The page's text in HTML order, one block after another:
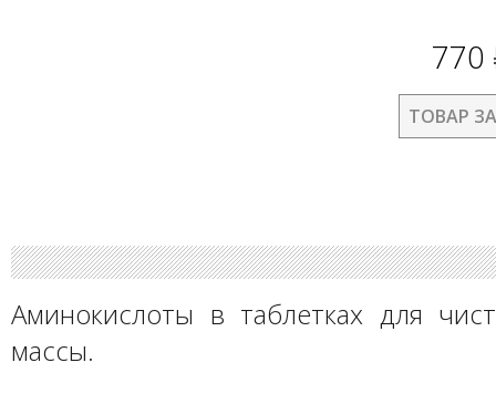
770
ТОВАР
Аминокислоты в таблетках для
массы.